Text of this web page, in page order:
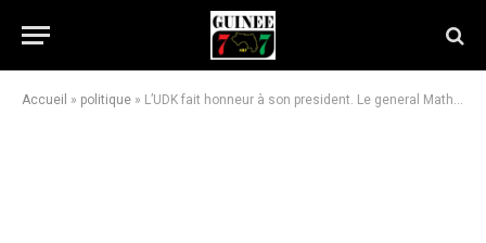
Accueil » politique » L’UDK fait honneur à son president. Le general Mathurin